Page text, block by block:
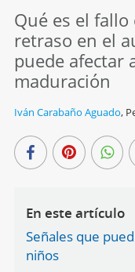
Qué es el
retraso en el
puede afectar
maduración
Iván Carabaño Aguado,
En este artículo
Señales que
niños